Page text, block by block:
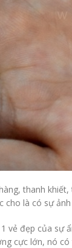
thanh
là có sự
vẻ đẹp của
cực lớn, nó